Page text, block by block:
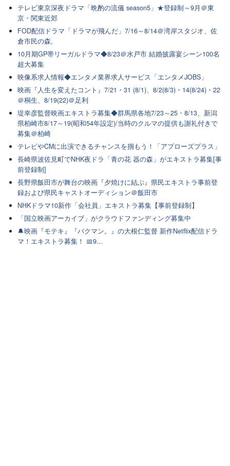
テレビ東京深夜ドラマ「晩酌の流儀 season5」★登録制～9月＠東
京・関東近郊
FOD配信ドラマ「ドラマが飛んだ」7/16～8/14＠湾岸スタジオ、佐
倉市民の森,
10月期GP帯リーガルドラマ◆8/23＠水戸市 結婚披露宴シーン100名
超大募集
映像系求人情報◆エンタメ業界求人サービス「エンタメJOBS」
映画『人生を変えたコント』7/21・31 (8/1)、8/2(8/3)・14(8/24)・22
＠桐生、8/19(22)＠足利
堤幸彦監督映画エキストラ募集◆群馬県各地7/23～25・8/13、新潟
県柏崎市8/17～19(昭和54年設定)/当時のクルマの提供も謝礼付きで
募集＠柏崎
テレビやCMに出演できるチャンスを掴もう！「アプローズプラス」
長崎県波佐見町でNHK夜ドラ「青の花 器の森」がエキストラ募集[事
前登録制]
長野県飯田市が舞台の映画『夕焼けに結ぶ』県民エキストラ事前登
録および県民キャストオーディション＠飯田市
NHKドラマ10新作「会社員」エキストラ募集【事前登録制】
「国立映画アーカイブ」がクラウドファンディング募集中
🔔映画『モテキ』『バクマン。』の大根仁監督 新作Netflix配信ドラ
マ！エキストラ募集！ 📅9…